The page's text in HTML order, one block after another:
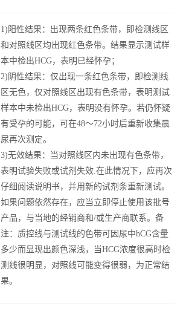
1)阳性结果：出现两条红色条带，即检测线区
和对照线区均出现红色条带。结果显示测试样
本中检出HCG，表明已经怀孕；
2)阴性结果：仅出现一条红色条带，即检测线
区无色，仅对照线区出现有色条带，表明测试
样本中未检出HCG，表明没有怀孕。若仍怀疑
有受孕的可能，可在48～72小时后重新收集晨
尿再次测定。
3)无效结果：当对照线区内未出现有色条带，
表明试验失败或试剂失效.在此情况下，应再次
仔细阅读说明书，并用新的试剂条重新测试。
如果问题依然存在，应当立即停止使用该批号
产品，与当地的经销商和/或生产商联系。备
注：质控线与测试线的色带可因尿中hCG含量
多少而显现出颜色深浅，当HCG浓度很高时检
测线很明显，对照线可能变得很弱，为正常结
果。